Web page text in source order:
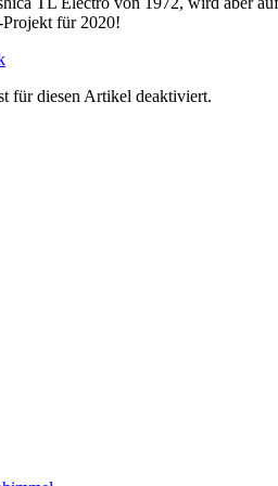
für 2020!
für diesen Artikel deaktiviert.